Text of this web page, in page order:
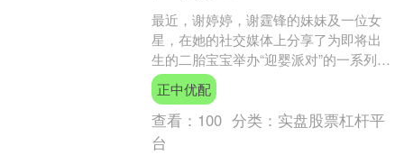
最近，谢婷婷，谢霆锋的妹妹及一位女
星，在她的社交媒体上分享了为即将出
生的二胎宝宝举办“迎婴派对”的一系列照
片，引起了广泛关注。为了迎接新生命
的到来，她特意邀请了....
正中优配
查看： 100 分类： 实盘股票杠杆平
台